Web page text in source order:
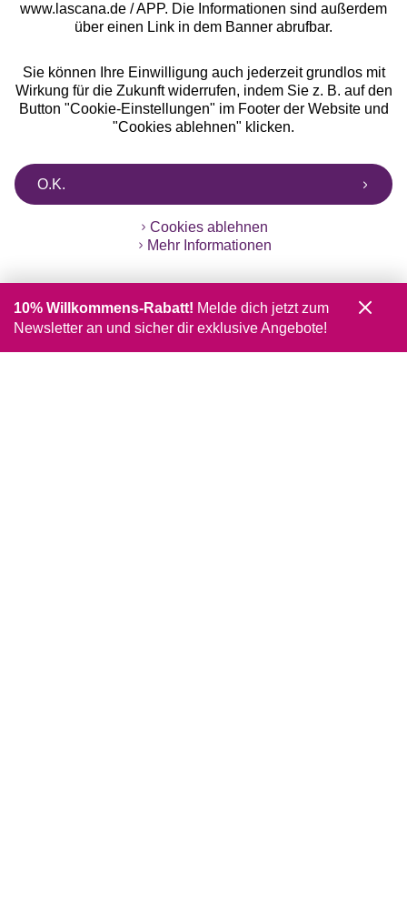
www.lascana.de / APP. Die Informationen sind außerdem
über einen Link in dem Banner abrufbar.
Sie können Ihre Einwilligung auch jederzeit grundlos mit
Wirkung für die Zukunft widerrufen, indem Sie z. B. auf den
Button "Cookie-Einstellungen" im Footer der Website und
"Cookies ablehnen" klicken.
O.K.
Cookies ablehnen
Mehr Informationen
10% Willkommens-Rabatt! Melde dich jetzt zum
Newsletter an und sicher dir exklusive Angebote!